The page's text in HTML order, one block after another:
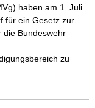
haben am 1. Juli
für ein Gesetz zur
die Bundeswehr
zu